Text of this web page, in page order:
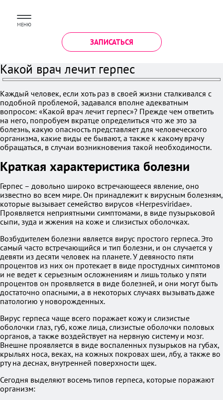
МЕНЮ
ЗАПИСАТЬСЯ
Какой врач лечит герпес
Каждый человек, если хоть раз в своей жизни сталкивался с
подобной проблемой, задавался вполне адекватным
вопросом: «Какой врач лечит герпес»? Прежде чем ответить
на него, попробуем вкратце определиться что же это за
болезнь, какую опасность представляет для человеческого
организма, какие виды ее бывают, а также к какому врачу
обращаться, в случаи возникновения такой необходимости.
Краткая характеристика болезни
Герпес – довольно широко встречающееся явление, оно
известно во всем мире. Он принадлежит к вирусным болезням,
которые вызывает семейство вирусов «Herpesviridae».
Проявляется неприятными симптомами, в виде пузырьковой
сыпи, зуда и жжения на коже и слизистых оболочках.
Возбудителем болезни является вирус простого герпеса. Это
самый часто встречающийся и тип болезни, и он случается у
девяти из десяти человек на планете. У девяносто пяти
процентов из них он протекает в виде простудных симптомов
и не ведет к серьезным осложнениям и лишь только у пяти
процентов он проявляется в виде болезней, и они могут быть
достаточно опасными, а в некоторых случаях вызывать даже
патологию у новорожденных.
Вирус герпеса чаще всего поражает кожу и слизистые
оболочки глаз, губ, коже лица, слизистые оболочки половых
органов, а также воздействует на нервную систему и мозг.
Внешне проявляется в виде воспаленных пузырьков на губах,
крыльях носа, веках, на кожных покровах шеи, лбу, а также во
рту на деснах, внутренней поверхности щек.
Сегодня выделяют восемь типов герпеса, которые поражают
организм: